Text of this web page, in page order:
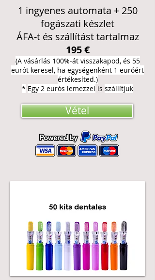
1 ingyenes automata + 250
fogászati készlet
ÁFA-t és szállítást tartalmaz
195 €
(A vásárlás 100%-át visszakapod, és 55
eurót keresel, ha egységenként 1 euróért
értékesíted.)
* Egy 2 eurós lemezzel is szállítjuk
Vétel